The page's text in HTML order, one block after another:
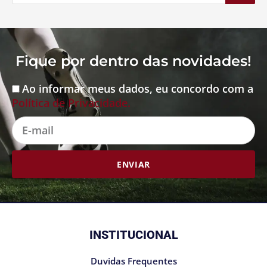
Fique por dentro das novidades!
Ao informar meus dados, eu concordo com a
Política de Privacidade.
mail
ENVIAR
INSTITUCIONAL
Duvidas Frequentes